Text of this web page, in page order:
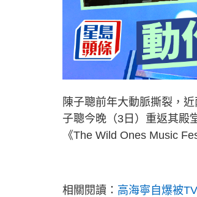
陳子聰前年大動脈撕裂，
子聰今晚（3日）重返其殿
《The Wild Ones Music
相關閱讀： 高海寧自爆被